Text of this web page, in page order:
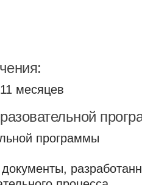
месяцев
программы